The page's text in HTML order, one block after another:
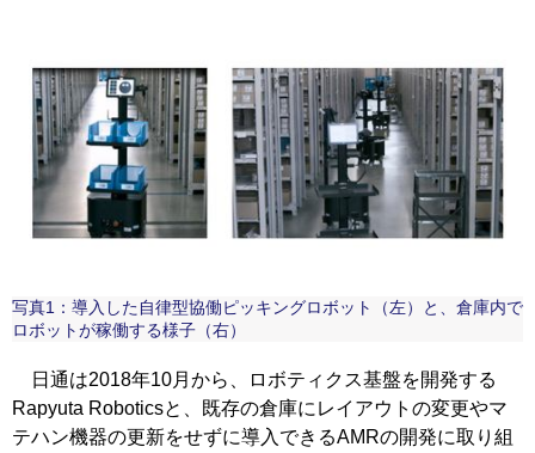
写真1：導入した自律型協働ピッキングロボット（左）と、倉庫内で
ロボットが稼働する様子（右）
日通は2018年10月から、ロボティクス基盤を開発する
Rapyuta Roboticsと、既存の倉庫にレイアウトの変更やマ
テハン機器の更新をせずに導入できるAMRの開発に取り組